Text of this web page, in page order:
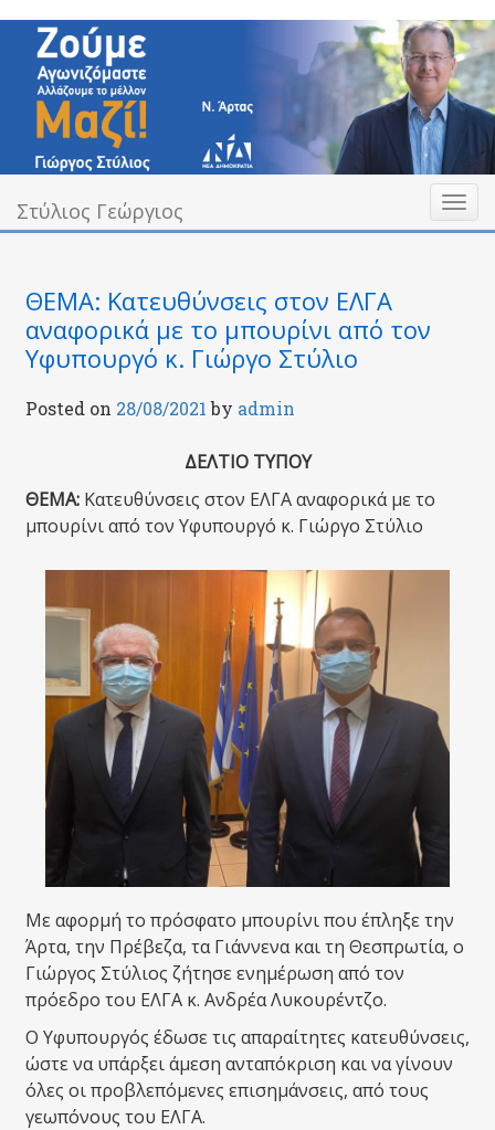
content
Στύλιος Γεώργιος
Υπεύθυνα Δίπλα σας Toggle
Στύλιος Γεώργιος
ΘΕΜΑ: Κατευθύνσεις στον ΕΛΓΑ
αναφορικά με το μπουρίνι από τον
Υφυπουργό κ. Γιώργο Στύλιο
Posted on 28/08/2021 by admin
ΔΕΛΤΙΟ ΤΥΠΟΥ
ΘΕΜΑ: Κατευθύνσεις στον ΕΛΓΑ αναφορικά με το
μπουρίνι από τον Υφυπουργό κ. Γιώργο Στύλιο
Με αφορμή το πρόσφατο μπουρίνι που έπληξε την
Άρτα, την Πρέβεζα, τα Γιάννενα και τη Θεσπρωτία, ο
Γιώργος Στύλιος ζήτησε ενημέρωση από τον
πρόεδρο του ΕΛΓΑ κ. Ανδρέα Λυκουρέντζο.
Ο Υφυπουργός έδωσε τις απαραίτητες κατευθύνσεις,
ώστε να υπάρξει άμεση ανταπόκριση και να γίνουν
όλες οι προβλεπόμενες επισημάνσεις, από τους
γεωπόνους του ΕΛΓΑ.